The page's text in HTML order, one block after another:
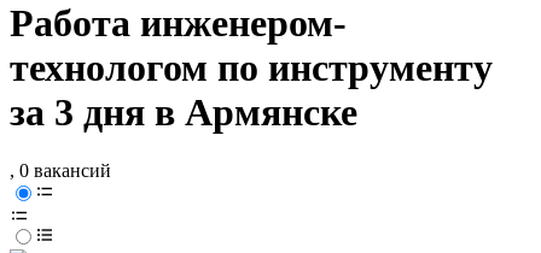
Работа инженером-
технологом по инструменту
за 3 дня в Армянске
, 0 вакансий